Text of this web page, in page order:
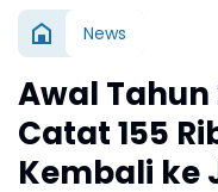
News
Awal Tahun
Catat 155
Kembali ke